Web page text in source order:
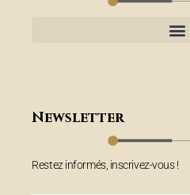
Newsletter
Restez informés, inscrivez-vous !